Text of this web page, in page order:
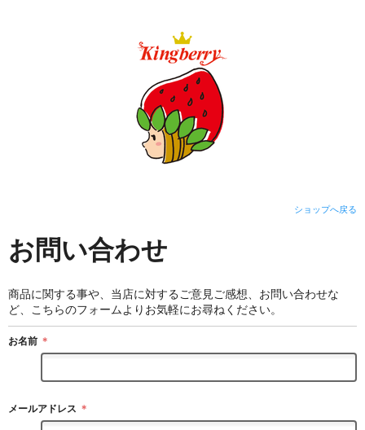
ショップへ戻る
お問い合わせ
商品に関する事や、当店に対するご意見ご感想、お問い合わせな
ど、こちらのフォームよりお気軽にお尋ねください。
お名前 ＊
メールアドレス ＊